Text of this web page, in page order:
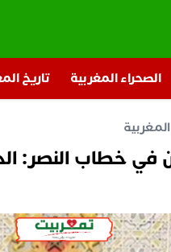
الصحراء المغربية تاريخ
في خطاب النصر: